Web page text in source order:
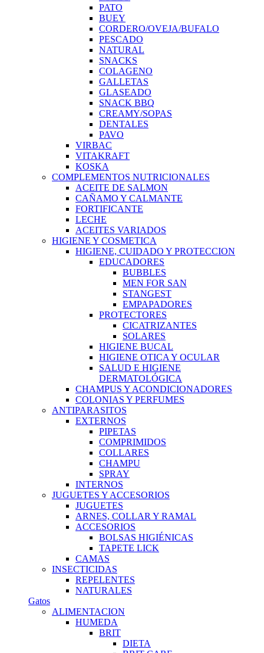
PATO
BUEY
CORDERO/OVEJA/BUFALO
PESCADO
NATURAL
SNACKS
COLAGENO
GALLETAS
GLASEADO
SNACK BBQ
CREAMY/SOPAS
DENTALES
PAVO
VIRBAC
VITAKRAFT
KOSKA
COMPLEMENTOS NUTRICIONALES
ACEITE DE SALMON
CAÑAMO Y CALMANTE
FORTIFICANTE
LECHE
ACEITES VARIADOS
HIGIENE Y COSMETICA
HIGIENE, CUIDADO Y PROTECCION
EDUCADORES
BUBBLES
MEN FOR SAN
STANGEST
EMPAPADORES
PROTECTORES
CICATRIZANTES
SOLARES
HIGIENE BUCAL
HIGIENE OTICA Y OCULAR
SALUD E HIGIENE
DERMATOLÓGICA
CHAMPUS Y ACONDICIONADORES
COLONIAS Y PERFUMES
ANTIPARASITOS
EXTERNOS
PIPETAS
COMPRIMIDOS
COLLARES
CHAMPU
SPRAY
INTERNOS
JUGUETES Y ACCESORIOS
JUGUETES
ARNES, COLLAR Y RAMAL
ACCESORIOS
BOLSAS HIGIÉNICAS
TAPETE LICK
CAMAS
INSECTICIDAS
REPELENTES
NATURALES
Gatos
ALIMENTACION
HUMEDA
BRIT
DIETA